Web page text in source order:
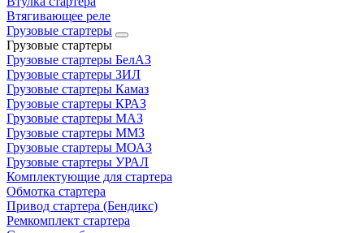
Втягивающее реле
Грузовые стартеры
Грузовые стартеры
Грузовые стартеры БелАЗ
Грузовые стартеры ЗИЛ
Грузовые стартеры Камаз
Грузовые стартеры КРАЗ
Грузовые стартеры МАЗ
Грузовые стартеры ММЗ
Грузовые стартеры МОАЗ
Грузовые стартеры УРАЛ
Комплектующие для стартера
Обмотка стартера
Привод стартера (Бендикс)
Ремкомплект стартера